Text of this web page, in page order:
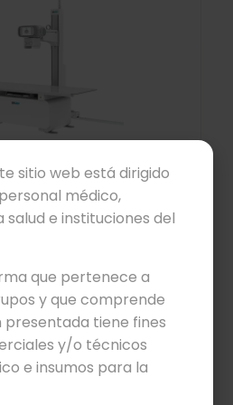
SERIE GXR
más
frecuentes
–antes Medi Royal–
sitio web está dirigido
médico,
salud e instituciones del
que pertenece a
y que comprende
tiene fines
y/o técnicos
e insumos para la